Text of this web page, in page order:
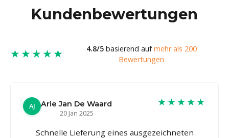
Kundenbewertungen
★★★★★ 4.8/5basierend aufmehr als 200
Bewertungen
AJ
Arie Jan De Waard
20 Jan 2025
★★★★★
Schnelle Lieferung eines ausgezeichneten